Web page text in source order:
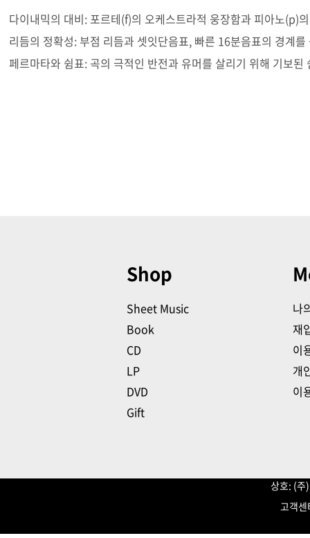
다이내믹의 대비: 포르테(f)의 오케스트라적 웅장함과 피아노(p)
리듬의 정확성: 부점 리듬과 셋잇단음표, 빠른 16분음표의 경계
페르마타와 쉼표: 곡의 극적인 반전과 유머를 살리기 위해 기보
Shop
Sheet Music
Book
CD
LP
DVD
Gift
나
재
이
개
이
상호: (
고객